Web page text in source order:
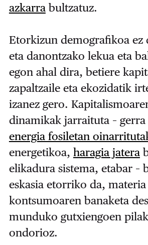
azkarrabultzatuz.
Etorkizun demografikoa ez
eta danontzako lekua eta
egon ahal dira, betiere
zapaltzaile eta ekozidatik
izanez gero.
dinamikak jarraituta –
energia fosiletan
energetikoa, haragia jatera
elikadura sistema, etabar –
eskasia etorriko da, materia
kontsumoaren banaketa
munduko gutxiengoen
ondorioz.